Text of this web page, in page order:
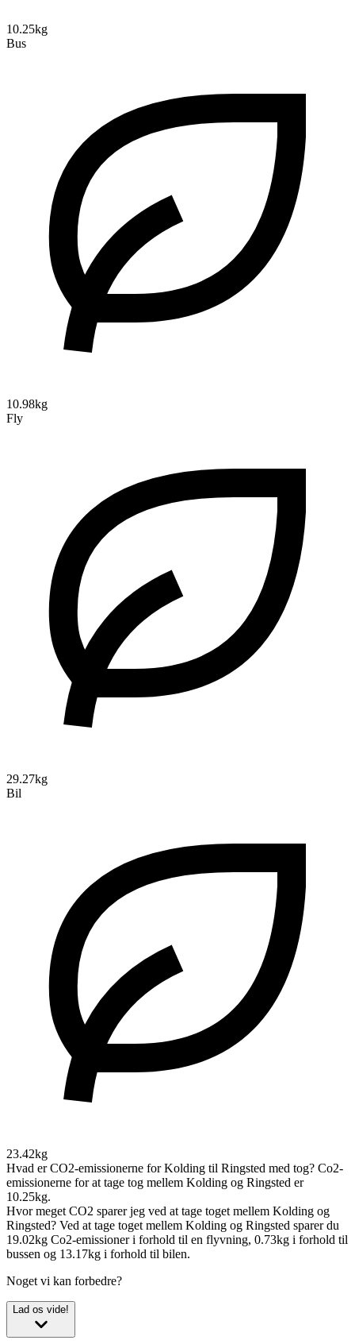
10.25kg
Bus
10.98kg
Fly
29.27kg
Bil
23.42kg
Hvad er CO2-emissionerne for Kolding til Ringsted med tog? Co2-
emissionerne for at tage tog mellem Kolding og Ringsted er
10.25kg.
Hvor meget CO2 sparer jeg ved at tage toget mellem Kolding og
Ringsted? Ved at tage toget mellem Kolding og Ringsted sparer du
19.02kg Co2-emissioner i forhold til en flyvning, 0.73kg i forhold til
bussen og 13.17kg i forhold til bilen.
Noget vi kan forbedre?
Lad os vide!